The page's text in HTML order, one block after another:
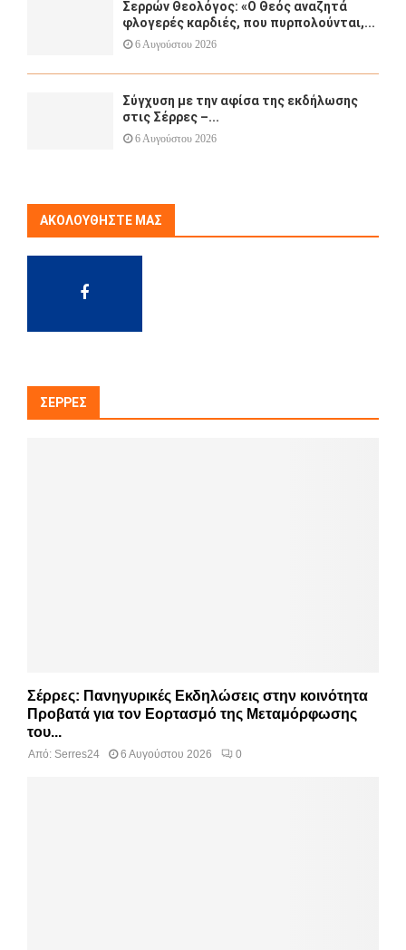
Σερρών Θεολόγος: «Ο Θεός αναζητά
φλογερές καρδιές, που πυρπολούνται,...
6 Αυγούστου 2026
Σύγχυση με την αφίσα της εκδήλωσης
στις Σέρρες –...
6 Αυγούστου 2026
ΑΚΟΛΟΥΘΉΣΤΕ ΜΑΣ
ΣΈΡΡΕΣ
Σέρρες: Πανηγυρικές Εκδηλώσεις στην κοινότητα
Προβατά για τον Εορτασμό της Μεταμόρφωσης
του...
Από: Serres24 6 Αυγούστου 2026 0